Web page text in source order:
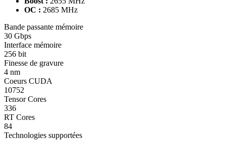
OC : 2685 MHz
Bande passante mémoire
30 Gbps
Interface mémoire
256 bit
Finesse de gravure
4 nm
Coeurs CUDA
10752
Tensor Cores
336
RT Cores
84
Technologies supportées